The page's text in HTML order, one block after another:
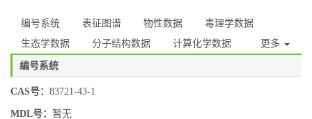
编号系统 表征图谱 物性数据
毒理学数据
生态学数据
分子结构数据 计算化学数据 更多
编号系统
CAS号： 83721-43-1
MDL号： 暂无